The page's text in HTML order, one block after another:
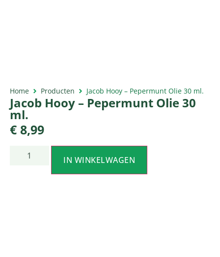
Home Producten Jacob Hooy – Pepermunt Olie 30 ml.
Jacob Hooy – Pepermunt Olie 30
ml.
€ 8,99
IN WINKELWAGEN